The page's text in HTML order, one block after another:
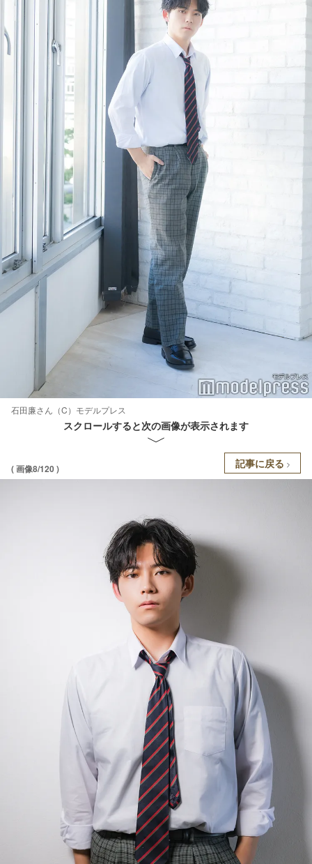
石田廉さん（C）モデルプレス
スクロールすると次の画像が表示されます
( 画像8/120 ) 記事に戻る